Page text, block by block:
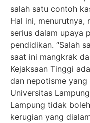
salah satu contoh
Hal ini, menurutnya,
serius dalam upaya
pendidikan. “Salah
saat ini mangkrak
Kejaksaan Tinggi
dan nepotisme
Universitas
Lampung tidak
kerugian yang